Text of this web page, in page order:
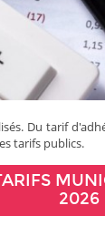
Du tarif
tarifs publics.
2026